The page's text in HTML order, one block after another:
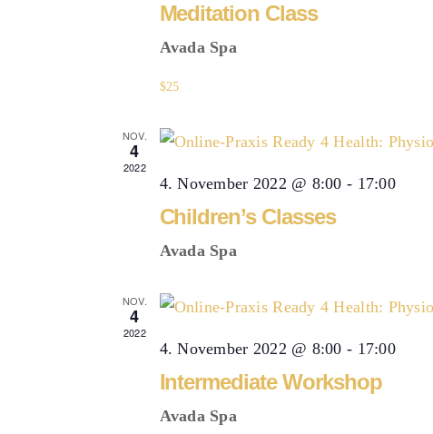
Meditation Class
Avada Spa
$25
NOV.
4
2022
4. November 2022 @ 8:00 - 17:00
Children’s Classes
Avada Spa
NOV.
4
2022
4. November 2022 @ 8:00 - 17:00
Intermediate Workshop
Avada Spa